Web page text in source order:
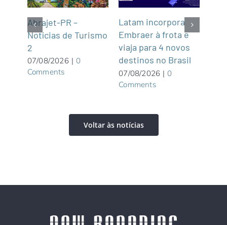
Abrajet-PR –
Notícias de Turismo
2
07/08/2026 | 0
Comments
Latam incorpora
Embraer à frota e
viaja para 4 novos
destinos no Brasil
07/08/2026 | 0
Comments
Voltar às notícias